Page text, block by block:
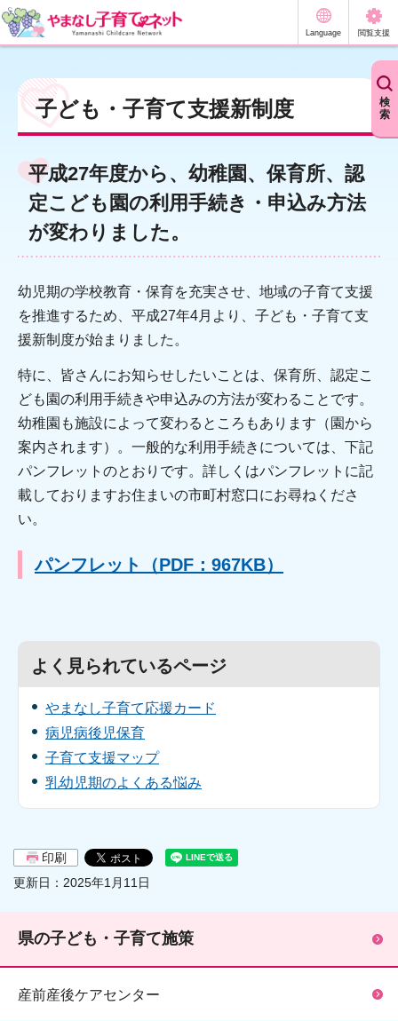
やまなし子育てネット
Language 閲覧支援
検
索
子ども・子育て支援新制度
平成27年度から、幼稚園、保育所、認
定こども園の利用手続き・申込み方法
が変わりました。
幼児期の学校教育・保育を充実させ、地域の子育て支援
を推進するため、平成27年4月より、子ども・子育て支
援新制度が始まりました。
特に、皆さんにお知らせしたいことは、保育所、認定こ
ども園の利用手続きや申込みの方法が変わることです。
幼稚園も施設によって変わるところもあります（園から
案内されます）。一般的な利用手続きについては、下記
パンフレットのとおりです。詳しくはパンフレットに記
載しておりますお住まいの市町村窓口にお尋ねくださ
い。
パンフレット（PDF：967KB）
よく見られているページ
やまなし子育て応援カード
病児病後児保育
子育て支援マップ
乳幼児期のよくある悩み
印刷
更新日：2025年1月11日
県の子ども・子育て施策
産前産後ケアセンター